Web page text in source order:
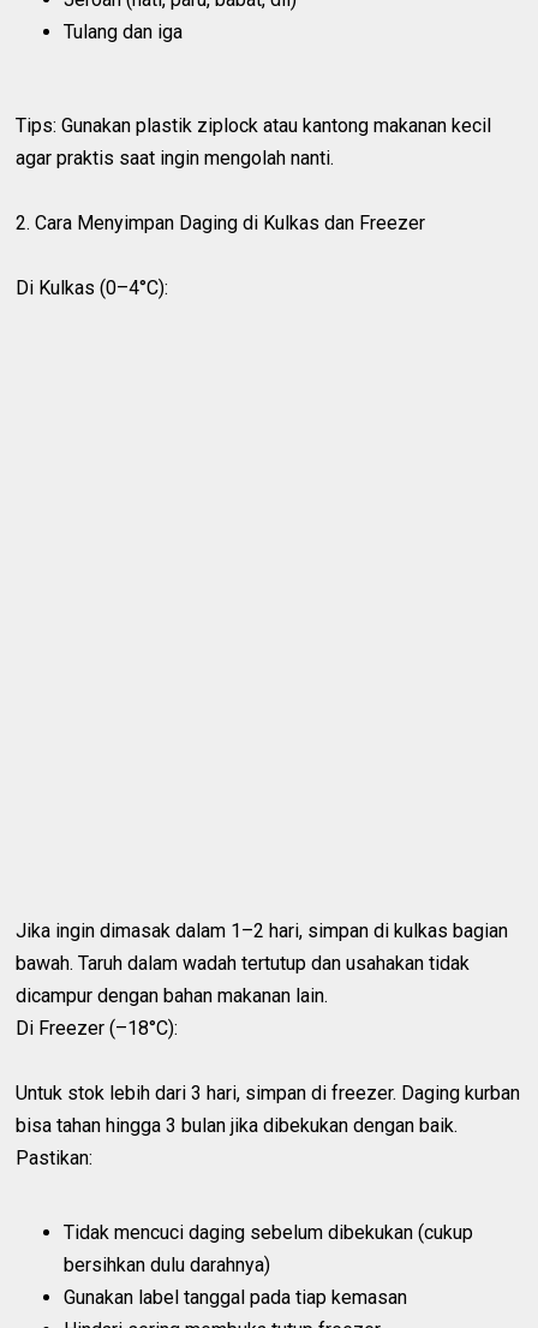
Tulang dan iga
Tips: Gunakan plastik ziplock atau kantong makanan kecil
agar praktis saat ingin mengolah nanti.
2. Cara Menyimpan Daging di Kulkas dan Freezer
Di Kulkas (0–4°C):
Jika ingin dimasak dalam 1–2 hari, simpan di kulkas bagian
bawah. Taruh dalam wadah tertutup dan usahakan tidak
dicampur dengan bahan makanan lain.
Di Freezer (–18°C):
Untuk stok lebih dari 3 hari, simpan di freezer. Daging kurban
bisa tahan hingga 3 bulan jika dibekukan dengan baik.
Pastikan:
Tidak mencuci daging sebelum dibekukan (cukup
bersihkan dulu darahnya)
Gunakan label tanggal pada tiap kemasan